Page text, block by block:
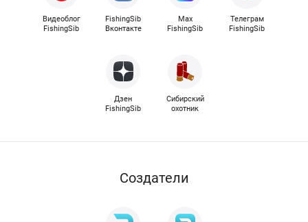
Видеоблог
FishingSib
FishingSib
Вконтакте
Max
FishingSib
Телеграм
FishingSib
Дзен
FishingSib
Сибирский
охотник
Cоздатели